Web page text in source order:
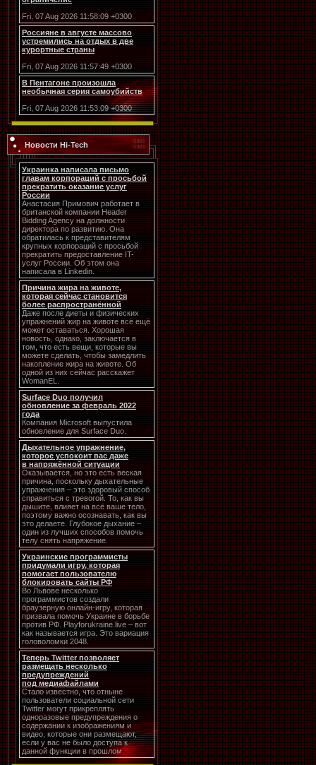
Fri, 07 Aug 2026 11:58:09 +0300
Россияне в августе массово
устремились на отдых в две
курортные страны
Fri, 07 Aug 2026 11:57:49 +0300
В Пентагоне произошла
необычная серия самоубийств
Fri, 07 Aug 2026 11:53:09 +0300
Новости Hi-Tech
Украинка написала письмо
главам корпораций с просьбой
прекратить оказание услуг
России
Анастасия Примович работает в
британской компании Header
Bidding Agency на должности
директора по развитию. Она
обратилась к представителям
крупных корпораций с просьбой
прекратить предоставление IT-
услуг России. Об этом она
написала в Linkedin.
Причина жира на животе,
которая сейчас становится
более распространённой
Даже после диеты и физических
упражнений жир на животе всё ещё
может оставаться. Хорошая
новость, однако, заключается в
том, что есть вещи, которые вы
можете сделать, чтобы замедлить
накопление жира на животе. Об
одной из них сейчас расскажет
WomanEL.
Surface Duo получил
обновление за февраль 2022
года
Компания Microsoft выпустила
обновление для Surface Duo.
Дыхательное упражнение,
которое успокоит вас даже
в напряжённой ситуации
Оказывается, но это есть веская
причина, поскольку дыхательные
упражнения – это здоровый способ
справиться с тревогой. То, как вы
дышите, влияет на всё ваше тело,
поэтому важно осознавать, как вы
это делаете. Глубокое дыхание –
один из лучших способов помочь
телу снять напряжение.
Украинские программисты
придумали игру, которая
помогает пользователю
блокировать сайты РФ
Во Львове несколько
программистов создали
браузерную онлайн-игру, которая
призвала помочь Украине в борьбе
против РФ. Playforukraine.live – вот
как называется игра. Это вариация
головоломки 2048.
Теперь Twitter позволяет
размещать несколько
предупреждений
под медиафайлами
Стало известно, что отныне
пользователи социальной сети
Twitter могут прикреплять
одноразовые предупреждения о
содержании к изображениям и
видео, которые они размещают,
если у вас не было доступа к
данной функции в прошлом.